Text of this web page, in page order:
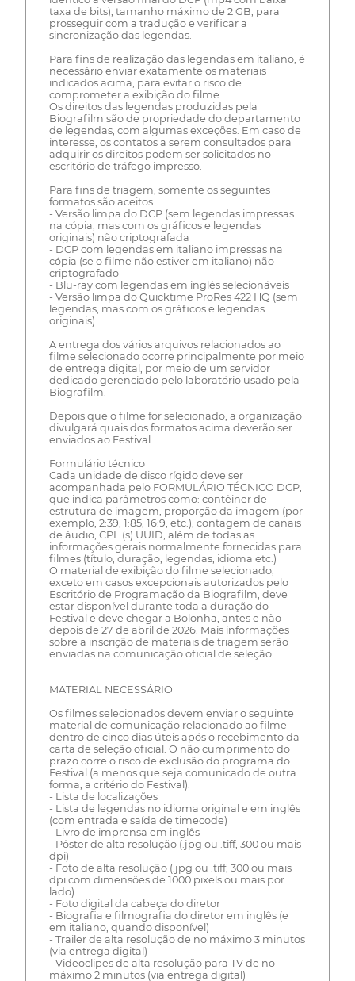
taxa de bits), tamanho máximo de 2 GB, para
prosseguir com a tradução e verificar a
sincronização das legendas.
Para fins de realização das legendas em italiano, é
necessário enviar exatamente os materiais
indicados acima, para evitar o risco de
comprometer a exibição do filme.
Os direitos das legendas produzidas pela
Biografilm são de propriedade do departamento
de legendas, com algumas exceções. Em caso de
interesse, os contatos a serem consultados para
adquirir os direitos podem ser solicitados no
escritório de tráfego impresso.
Para fins de triagem, somente os seguintes
formatos são aceitos:
- Versão limpa do DCP (sem legendas impressas
na cópia, mas com os gráficos e legendas
originais) não criptografada
- DCP com legendas em italiano impressas na
cópia (se o filme não estiver em italiano) não
criptografado
- Blu-ray com legendas em inglês selecionáveis
- Versão limpa do Quicktime ProRes 422 HQ (sem
legendas, mas com os gráficos e legendas
originais)
A entrega dos vários arquivos relacionados ao
filme selecionado ocorre principalmente por meio
de entrega digital, por meio de um servidor
dedicado gerenciado pelo laboratório usado pela
Biografilm.
Depois que o filme for selecionado, a organização
divulgará quais dos formatos acima deverão ser
enviados ao Festival.
Formulário técnico
Cada unidade de disco rígido deve ser
acompanhada pelo FORMULÁRIO TÉCNICO DCP,
que indica parâmetros como: contêiner de
estrutura de imagem, proporção da imagem (por
exemplo, 2:39, 1:85, 16:9, etc.), contagem de canais
de áudio, CPL (s) UUID, além de todas as
informações gerais normalmente fornecidas para
filmes (título, duração, legendas, idioma etc.)
O material de exibição do filme selecionado,
exceto em casos excepcionais autorizados pelo
Escritório de Programação da Biografilm, deve
estar disponível durante toda a duração do
Festival e deve chegar a Bolonha, antes e não
depois de 27 de abril de 2026. Mais informações
sobre a inscrição de materiais de triagem serão
enviadas na comunicação oficial de seleção.
MATERIAL NECESSÁRIO
Os filmes selecionados devem enviar o seguinte
material de comunicação relacionado ao filme
dentro de cinco dias úteis após o recebimento da
carta de seleção oficial. O não cumprimento do
prazo corre o risco de exclusão do programa do
Festival (a menos que seja comunicado de outra
forma, a critério do Festival):
- Lista de localizações
- Lista de legendas no idioma original e em inglês
(com entrada e saída de timecode)
- Livro de imprensa em inglês
- Pôster de alta resolução (.jpg ou .tiff, 300 ou mais
dpi)
- Foto de alta resolução (.jpg ou .tiff, 300 ou mais
dpi com dimensões de 1000 pixels ou mais por
lado)
- Foto digital da cabeça do diretor
- Biografia e filmografia do diretor em inglês (e
em italiano, quando disponível)
- Trailer de alta resolução de no máximo 3 minutos
(via entrega digital)
- Videoclipes de alta resolução para TV de no
máximo 2 minutos (via entrega digital)